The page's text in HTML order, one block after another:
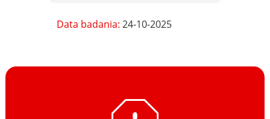
Data badania:24-10-2025